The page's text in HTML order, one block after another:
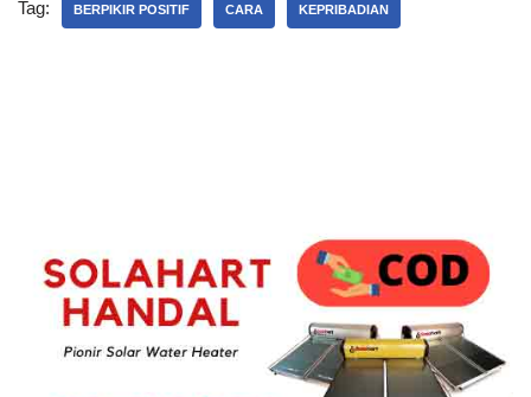
Tag: BERPIKIR POSITIF CARA KEPRIBADIAN